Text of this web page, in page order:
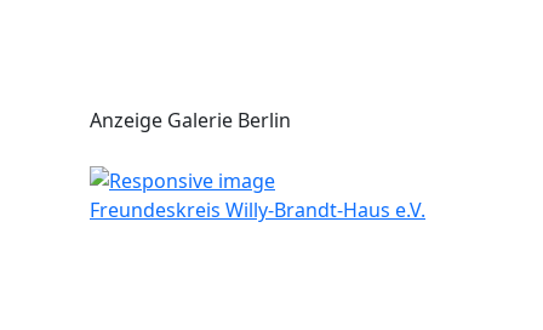
Anzeige Galerie Berlin
Freundeskreis Willy-Brandt-Haus e.V.